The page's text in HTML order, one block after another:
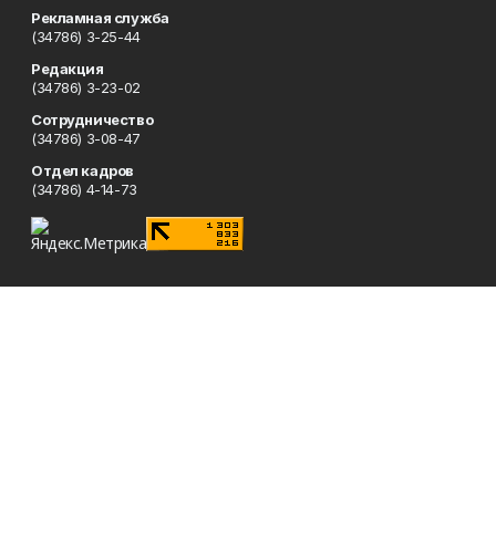
Рекламная служба
(34786) 3-25-44
Редакция
(34786) 3-23-02
Сотрудничество
(34786) 3-08-47
Отдел кадров
(34786) 4-14-73